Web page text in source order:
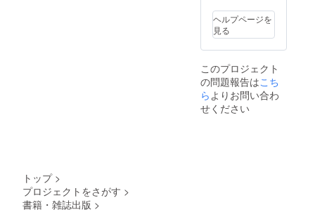
ます。
ヘルプページを
見る
このプロジェクト
の問題報告はこち
ら よりお問い合わ
せください
トップ >
プロジェクトをさがす >
書籍・雑誌出版 >